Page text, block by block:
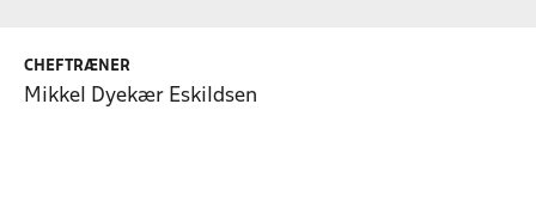
CHEFTRÆNER
Mikkel Dyekær Eskildsen